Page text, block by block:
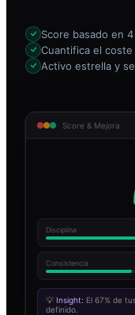
Score basado en
Cuantifica el
Activo estrella y
Score & Mejora
Disciplina
Consistencia
💡 Insight: El 67% de
definido.